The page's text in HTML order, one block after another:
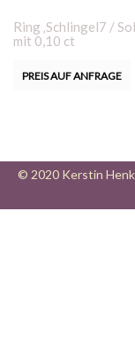
Ring ‚Schlingel7 /
mit 0,10 ct
PREIS AUF ANFRAGE
© 2020 Kerstin